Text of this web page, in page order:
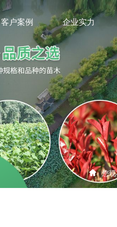
客户案例 企业实力
您